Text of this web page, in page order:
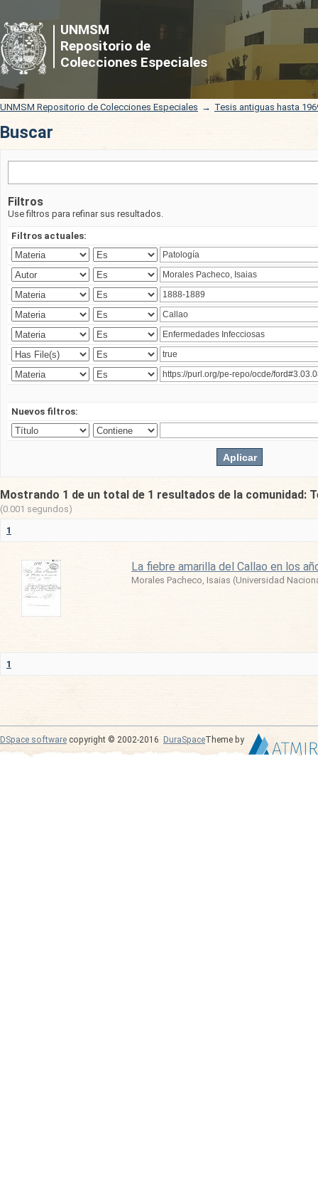
UNMSM
Repositorio de
Colecciones Especiales
Buscar
UNMSM Repositorio de Colecciones Especiales → Tesis antiguas hasta
Buscar
Filtros
Use filtros para refinar sus resultados.
Filtros actuales:
Nuevos filtros:
Mostrando 1 de un total de 1 resultados de la comunidad:
(0.001 segundos)
1
La fiebre amarilla del Callao en los
Morales Pacheco, Isaias (Universidad
1
DSpace software copyright © 2002-2016 DuraSpaceTheme by